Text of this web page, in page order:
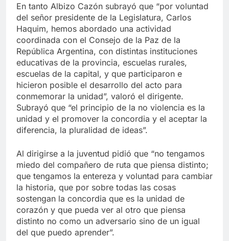
En tanto Albizo Cazón subrayó que “por voluntad
del señor presidente de la Legislatura, Carlos
Haquim, hemos abordado una actividad
coordinada con el Consejo de la Paz de la
República Argentina, con distintas instituciones
educativas de la provincia, escuelas rurales,
escuelas de la capital, y que participaron e
hicieron posible el desarrollo del acto para
conmemorar la unidad”, valoró el dirigente.
Subrayó que “el principio de la no violencia es la
unidad y el promover la concordia y el aceptar la
diferencia, la pluralidad de ideas”.
Al dirigirse a la juventud pidió que “no tengamos
miedo del compañero de ruta que piensa distinto;
que tengamos la entereza y voluntad para cambiar
la historia, que por sobre todas las cosas
sostengan la concordia que es la unidad de
corazón y que pueda ver al otro que piensa
distinto no como un adversario sino de un igual
del que puedo aprender”.